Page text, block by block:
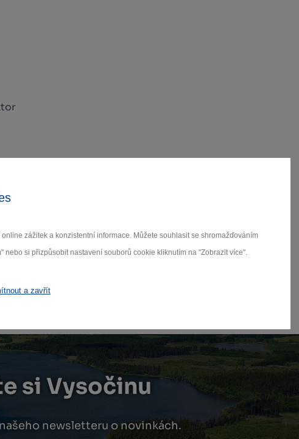
zážitek a konzistentní informace. Můžete souhlasit se shromažďováním
si přizpůsobit nastavení souborů cookie kliknutím na "Zobrazit více".
a zavřít
si Vysočinu
newsletteru o novinkách.